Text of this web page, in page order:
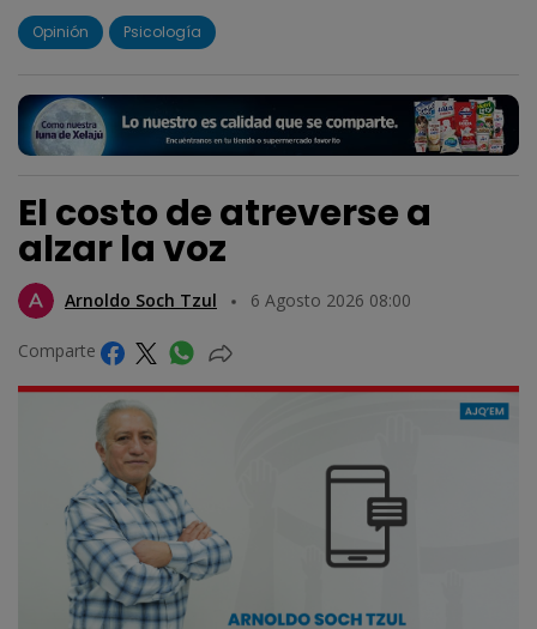
Opinión Psicología
El costo de atreverse a
alzar la voz
Arnoldo Soch Tzul 6 Agosto 2026 08:00
Comparte